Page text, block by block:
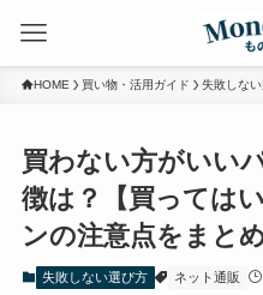
HOME 買い物・活用ガイド 失敗しな
買わない方がいい
徴は？【買っては
ンの注意点をまとめ
失敗しない選び方 ネット通販